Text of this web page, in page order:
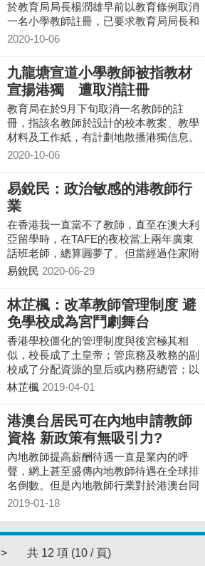
於教育局局長楊潤雄早前以教育條例取消
一名小學教師註冊，已要求教育局局長和
常務秘書長在今日下午召開記者會，解釋
2020-10-06
九龍塘宣道小學教師被指教材
宣揚港獨 遭取消註冊
教育局在於9月下旬取消一名教師的註
冊，指該名教師於設計的校本教案、教學
材料及工作紙，有計劃地散播港獨信息。
2020-10-06
易銳民：政治敏感的港教師行
業
在香港我一直當不了教師，直至在澳大利
亞留學時，在TAFE的夜校當上兩年廣東
話班老師，總算圓夢了。但當經過住家附
近的中學時，總感到香港校園對我是這麼
易銳民 2020-06-29
林芷楓：改革教師管理制度 避
免學校成為宮鬥劇舞台
香港學校僵化的管理制度與後宮極其相
似，校長成了土皇帝；管庶務及教務的副
校成了分配資源的皇后或內務府總管；以
致出現了層出不同的欺凌手段。
林芷楓 2019-04-01
港澳台居民可在內地申請教師
資格 新政策有無吸引力?
內地教師提高薪酬待遇一直是業內的呼
聲，網上甚至盛傳內地教師待遇在全球排
名倒數。但是內地教師行業對於港澳台同
胞，並非沒有吸引力。
2019-01-18
> 共 12 項 (10 / 頁)